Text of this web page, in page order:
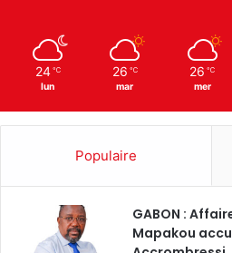
24 ℃
lun
26 ℃
mar
26 ℃
mer
Populaire
GABON :
Mapakou